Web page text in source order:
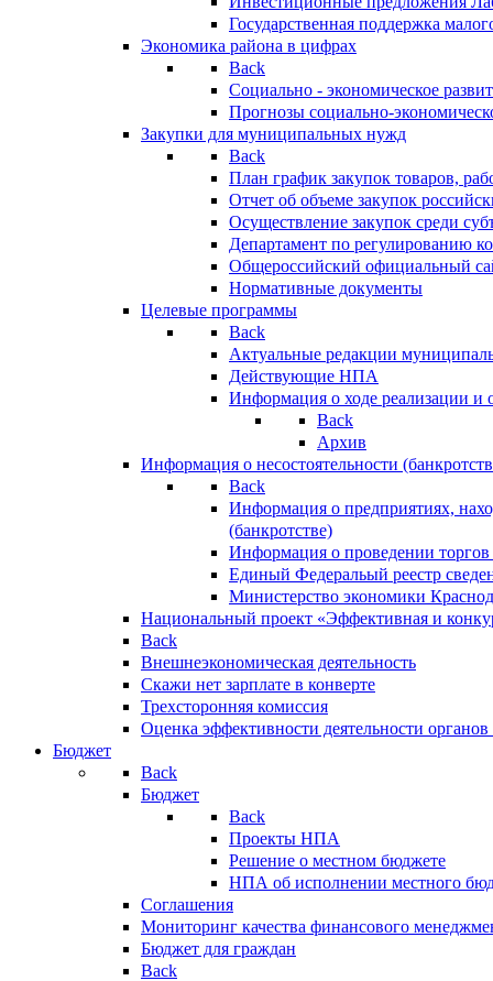
Государственная поддержка
Экономика района в цифрах
Back
Социально - экономическое
Прогнозы социально-
Закупки для муниципальных нужд
Back
План график закупок товаров,
Отчет об объеме закупок
Осуществление закупок среди
Департамент по регулированию
Общероссийский официальный
Нормативные документы
Целевые программы
Back
Актуальные редакции
Действующие НПА
Информация о ходе реализации
Back
Архив
Информация о несостоятельности
Back
Информация о предприятиях,
(банкротстве)
Информация о проведении
Единый Федеральый реестр
Министерство экономики
Национальный проект «Эффективная и
Back
Внешнеэкономическая деятельность
Скажи нет зарплате в конверте
Трехсторонняя комиссия
Оценка эффективности деятельности
Бюджет
Back
Бюджет
Back
Проекты НПА
Решение о местном бюджете
НПА об исполнении местного
Соглашения
Мониторинг качества финансового
Бюджет для граждан
Back